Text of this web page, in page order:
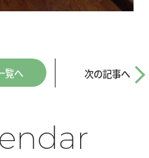
覧へ 次の記事へ